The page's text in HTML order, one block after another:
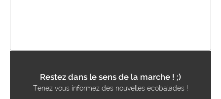
Restez dans le sens de la marche ! ;)
Tenez vous informez des nouvelles ecobalades !